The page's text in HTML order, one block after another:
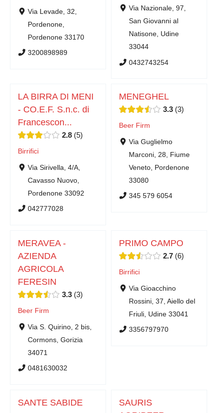
Via Levade, 32,
Pordenone,
Pordenone 33170
3200898989
Via Nazionale, 97,
San Giovanni al
Natisone, Udine
33044
0432743254
LA BIRRA DI MENI
- CO.E.F. S.n.c. di
Francescon...
2.8 5
Birrifici
Via Sirivella, 4/A,
Cavasso Nuovo,
Pordenone 33092
042777028
MENEGHEL
3.3 3
Beer Firm
Via Guglielmo
Marconi, 28, Fiume
Veneto, Pordenone
33080
345 579 6054
MERAVEA -
AZIENDA
AGRICOLA
FERESIN
3.3 3
Beer Firm
Via S. Quirino, 2 bis,
Cormons, Gorizia
34071
0481630032
PRIMO CAMPO
2.7 6
Birrifici
Via Gioacchino
Rossini, 37, Aiello del
Friuli, Udine 33041
3356797970
SANTE SABIDE
SAURIS